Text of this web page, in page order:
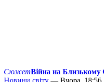
СюжетВійна на Близькому